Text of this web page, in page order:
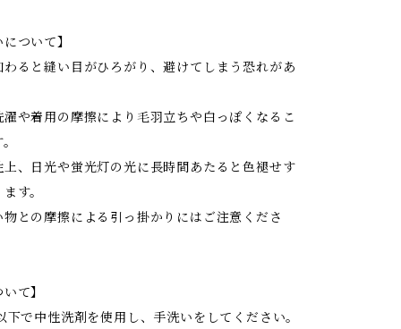
ついて】
ると縫い目がひろがり、避けてしまう恐れがあ
や着用の摩擦により毛羽立ちや白っぽくなるこ
、日光や蛍光灯の光に長時間あたると色褪せす
す。
との摩擦による引っ掛かりにはご注意くださ
て】
下で中性洗剤を使用し、手洗いをしてください。